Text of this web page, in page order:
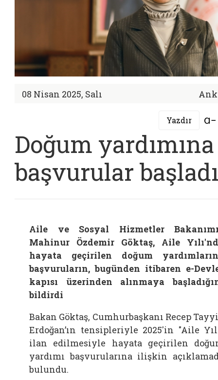
08 Nisan 2025, Salı
Yazdır
Doğum yardımına
başvurular başladı
Aile ve Sosyal Hizmetler
Mahinur Özdemir Göktaş, Aile
hayata geçirilen doğum
başvuruların, bugünden itibaren e-
kapısı üzerinden alınmaya
bildirdi
Bakan Göktaş, Cumhurbaşkanı Recep
Erdoğan’ın tensipleriyle 2025'in "Aile
ilan edilmesiyle hayata geçirilen
yardımı başvurularına ilişkin
bulundu.